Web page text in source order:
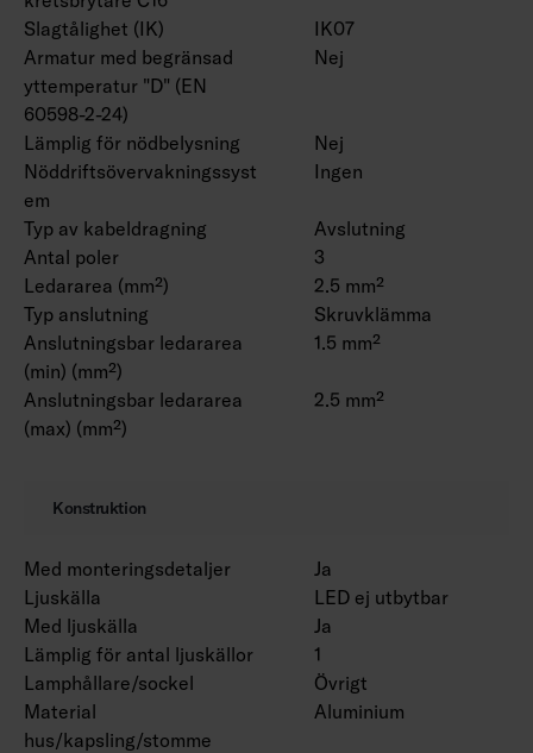
Slagtålighet (IK)
IK07
Armatur med begränsad
yttemperatur "D" (EN
60598-2-24)
Nej
Lämplig för nödbelysning
Nej
Nöddriftsövervakningssyst
em
Ingen
Typ av kabeldragning
Avslutning
Antal poler
3
Ledararea (mm²)
2.5 mm²
Typ anslutning
Skruvklämma
Anslutningsbar ledararea
(min) (mm²)
1.5 mm²
Anslutningsbar ledararea
(max) (mm²)
2.5 mm²
Konstruktion
Med monteringsdetaljer
Ja
Ljuskälla
LED ej utbytbar
Med ljuskälla
Ja
Lämplig för antal ljuskällor
1
Lamphållare/sockel
Övrigt
Material
hus/kapsling/stomme
Aluminium